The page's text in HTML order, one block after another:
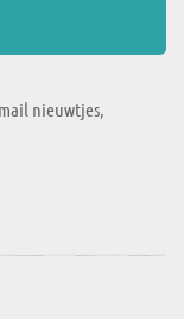
nieuwtjes,